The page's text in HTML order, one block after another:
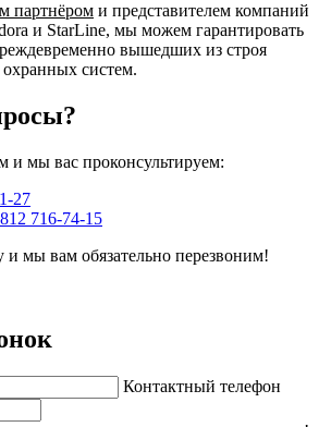
партнёром и представителем компаний
и StarLine, мы можем гарантировать
вышедших из строя
систем.
и мы вас проконсультируем:
27
716-74-15
мы вам обязательно перезвоним!
Контактный телефон